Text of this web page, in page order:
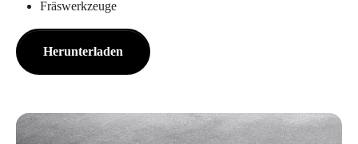
Fräswerkzeuge
Herunterladen